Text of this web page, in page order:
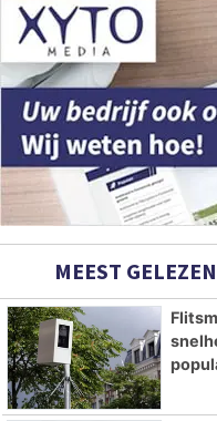
MEEST GELEZEN